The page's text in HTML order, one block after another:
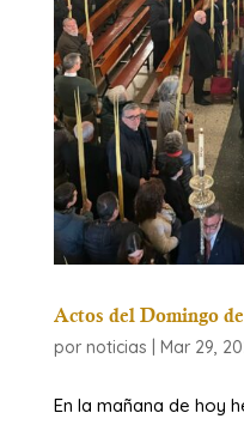
Actos del Domingo
por noticias Mar 29,
​En la mañana de hoy